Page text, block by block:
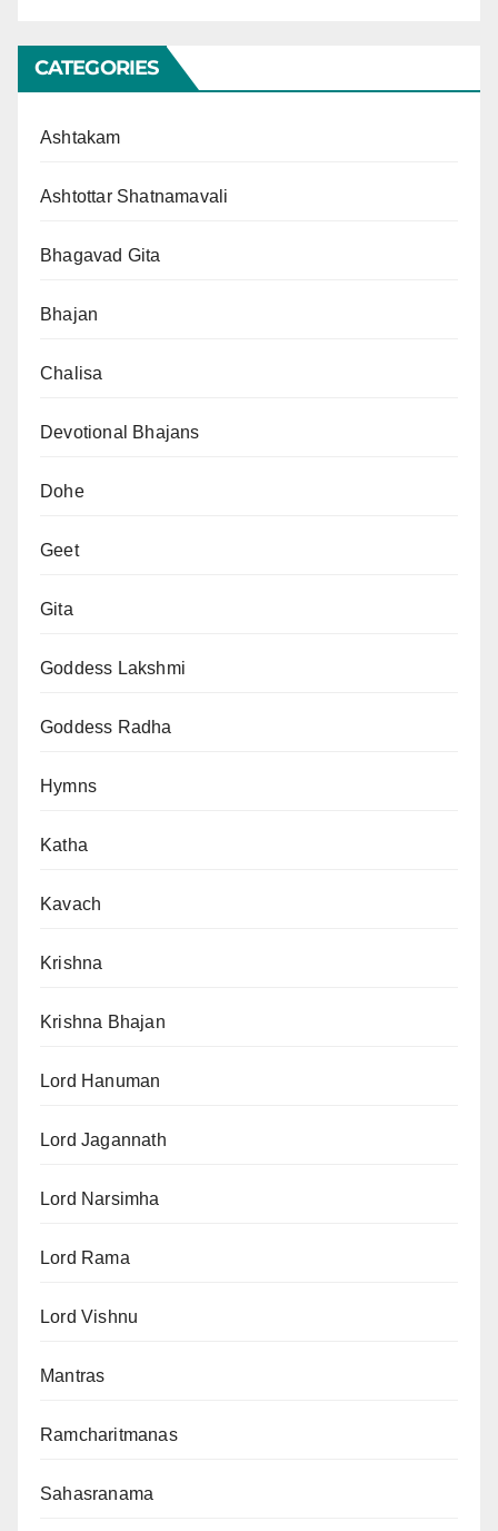
CATEGORIES
Ashtakam
Ashtottar Shatnamavali
Bhagavad Gita
Bhajan
Chalisa
Devotional Bhajans
Dohe
Geet
Gita
Goddess Lakshmi
Goddess Radha
Hymns
Katha
Kavach
Krishna
Krishna Bhajan
Lord Hanuman
Lord Jagannath
Lord Narsimha
Lord Rama
Lord Vishnu
Mantras
Ramcharitmanas
Sahasranama